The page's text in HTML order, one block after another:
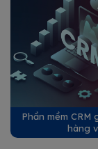
Phần mềm
hàng